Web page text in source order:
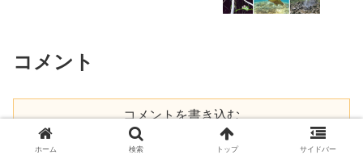
コメント
コメントを書き込む
ホーム 検索 トップ サイドバー